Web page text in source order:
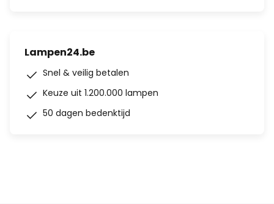
Lampen24.be
Snel & veilig betalen
Keuze uit 1.200.000 lampen
50 dagen bedenktijd